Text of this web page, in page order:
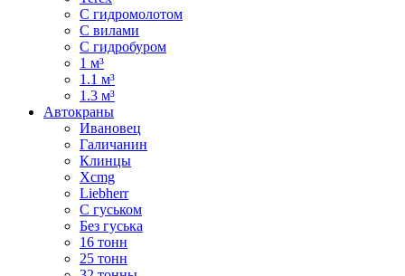
С гидромолотом
С вилами
С гидробуром
1 м³
1.1 м³
1.3 м³
Автокраны
Ивановец
Галичанин
Клинцы
Xcmg
Liebherr
С гуськом
Без гуська
16 тонн
25 тонн